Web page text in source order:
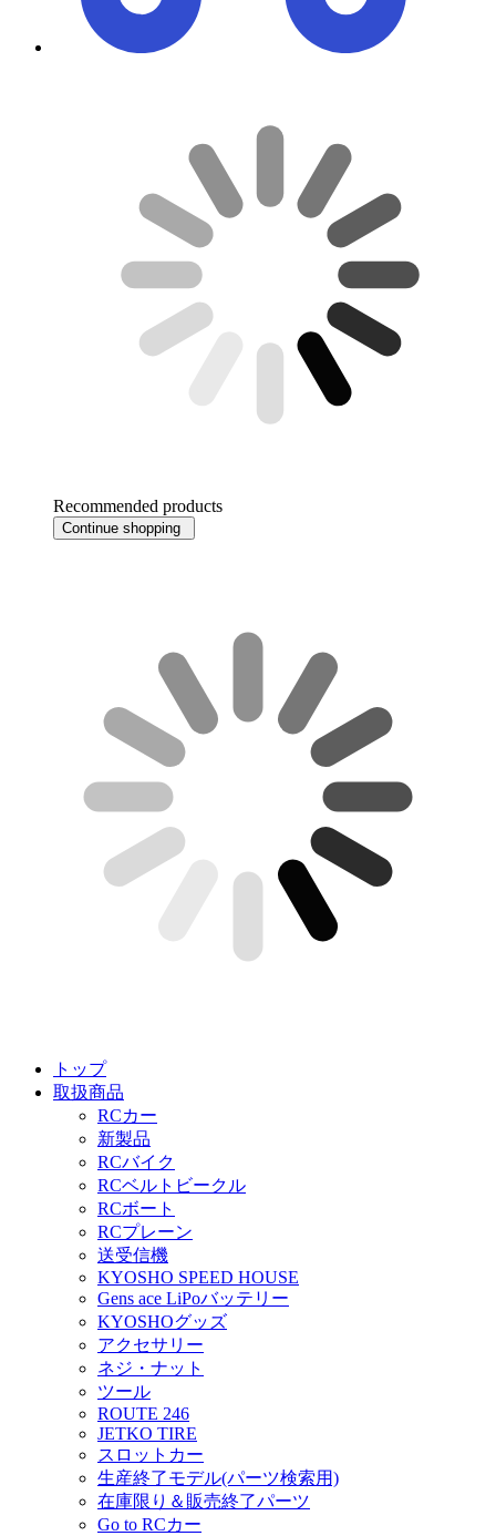
Recommended products
Continue shopping
トップ
取扱商品
RCカー
新製品
RCバイク
RCベルトビークル
RCボート
RCプレーン
送受信機
KYOSHO SPEED HOUSE
Gens ace LiPoバッテリー
KYOSHOグッズ
アクセサリー
ネジ・ナット
ツール
ROUTE 246
JETKO TIRE
スロットカー
生産終了モデル(パーツ検索用)
在庫限り＆販売終了パーツ
Go to RCカー